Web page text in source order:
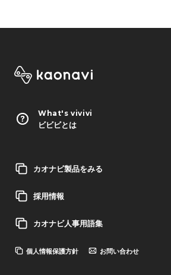
What's vivivi
ビビビとは
カオナビ製品をみる
採用情報
カオナビ人事用語集
個人情報保護方針 お問い合わせ